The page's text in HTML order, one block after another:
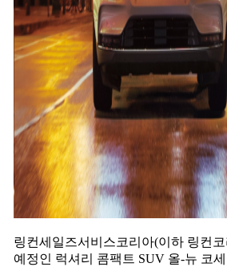
링컨세일즈서비스코리아(이하 링컨코
예정인 럭셔리 콤팩트 SUV 올-뉴 코